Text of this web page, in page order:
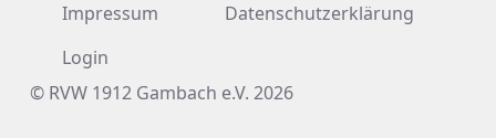
Impressum
Datenschutzerklärung
Login
© RVW 1912 Gambach e.V. 2026